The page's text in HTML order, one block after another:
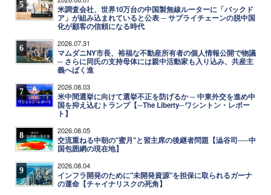
5
米調査会社、世界10万台の中国製無線ルーターに「バックド
ア」が組み込まれていると公表 ─ サプライチェーンの脱中国
化が顧客の信頼になる時代
6 2026.07.31
マムダニNY市長、裕福な不動産所有者の個人情報公開で物議
─ さらに同氏の支持母体には親中活動家も入り込み、共産主
義へばく進
7 2026.08.03
米中間選挙に向けて選挙不正を防げるか ─ 中東外交を進め中
国を抑え込むトランプ【─The Liberty─ワシントン・レポー
ト】
8 2026.08.05
交流重ねる中朝の"蜜月"と習主席の後継者問題【澁谷司──中
国包囲網の現在地】
9 2026.08.04
インフラ開発のために"未開発資源"を担保に取られるガーナ
の運命【チャイナリスクの死角】